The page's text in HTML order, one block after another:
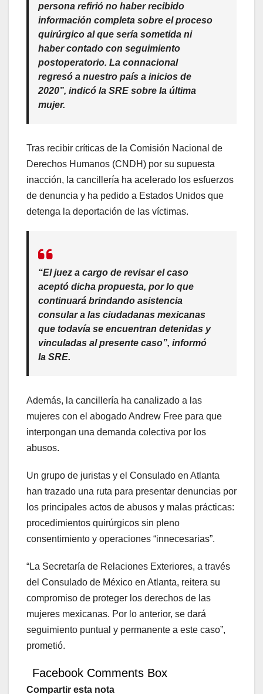
persona refirió no haber recibido
información completa sobre el proceso
quirúrgico al que sería sometida ni
haber contado con seguimiento
postoperatorio. La connacional
regresó a nuestro país a inicios de
2020”, indicó la SRE sobre la última
mujer.
Tras recibir críticas de la Comisión Nacional de
Derechos Humanos (CNDH) por su supuesta
inacción, la cancillería ha acelerado los esfuerzos
de denuncia y ha pedido a Estados Unidos que
detenga la deportación de las víctimas.
“El juez a cargo de revisar el caso
aceptó dicha propuesta, por lo que
continuará brindando asistencia
consular a las ciudadanas mexicanas
que todavía se encuentran detenidas y
vinculadas al presente caso”, informó
la SRE.
Además, la cancillería ha canalizado a las
mujeres con el abogado Andrew Free para que
interpongan una demanda colectiva por los
abusos.
Un grupo de juristas y el Consulado en Atlanta
han trazado una ruta para presentar denuncias por
los principales actos de abusos y malas prácticas:
procedimientos quirúrgicos sin pleno
consentimiento y operaciones “innecesarias”.
“La Secretaría de Relaciones Exteriores, a través
del Consulado de México en Atlanta, reitera su
compromiso de proteger los derechos de las
mujeres mexicanas. Por lo anterior, se dará
seguimiento puntual y permanente a este caso”,
prometió.
Facebook Comments Box
Compartir esta nota